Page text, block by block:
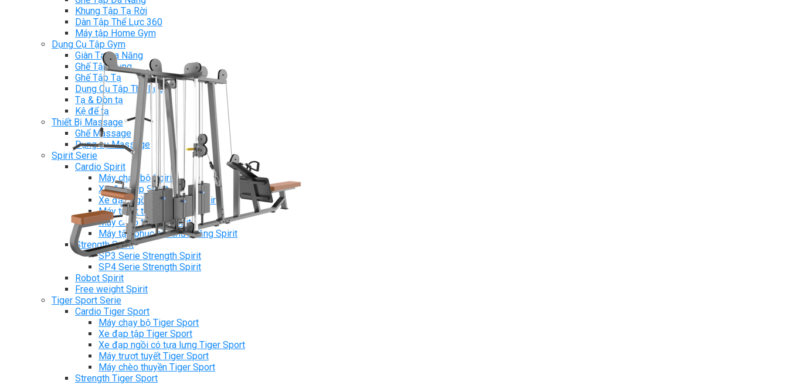
Khung Tập Tạ Rời
Dàn Tập Thể Lực 360
Máy tập Home Gym
Dụng Cụ Tập Gym
Giàn Tạ Đa Năng
Ghế Tập Bụng
Ghế Tập Tạ
Dụng Cụ Tập Thể Lực
Tạ & Đòn tạ
Kệ để tạ
Thiết Bị Massage
Ghế Massage
Dụng cụ Massage
Spirit Serie
Cardio Spirit
Máy chạy bộ Spirit
Xe đạp tập Spirit
Xe đạp ngồi có tựa lưng Spirit
Máy trượt tuyết Spirit
Máy chèo thuyền Spirit
Máy tập phục hồi chức năng Spirit
Strength Spirit
SP3 Serie Strength Spirit
SP4 Serie Strength Spirit
Robot Spirit
Free weight Spirit
Tiger Sport Serie
Cardio Tiger Sport
Máy chạy bộ Tiger Sport
Xe đạp tập Tiger Sport
Xe đạp ngồi có tựa lưng Tiger Sport
Máy trượt tuyết Tiger Sport
Máy chèo thuyền Tiger Sport
Strength Tiger Sport